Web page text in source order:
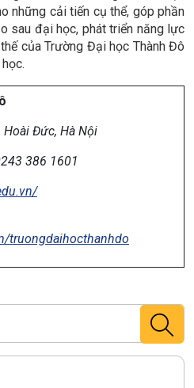
những cải tiến cụ thể, góp phần
sau đại học, phát triển năng lực
của Trường Đại học Thành Đô
Hoài Đức, Hà Nội
386 1601
truongdaihocthanhdo